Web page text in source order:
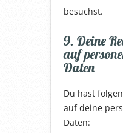
besuchst.
9. Deine
auf
Daten
Du hast
auf deine
Daten: